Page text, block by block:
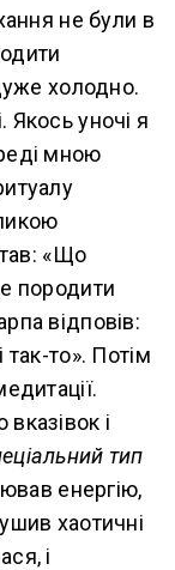
не були в
холодно.
Якось уночі я
мною
«Що
породити
відповів:
так-то». Потім
і
тип
енергію,
хаотичні
і